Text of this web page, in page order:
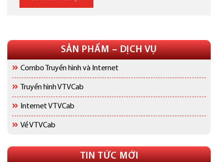
SẢN PHẨM – DỊCH VỤ
Combo Truyền hình và Internet
Truyền hình VTVCab
Internet VTVCab
Về VTVCab
TIN TỨC MỚI